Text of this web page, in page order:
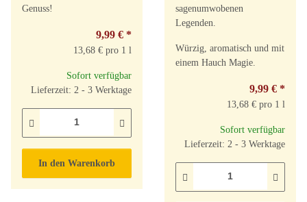
Genuss!
9,99 € *
13,68 € pro 1 l
Sofort verfügbar
Lieferzeit: 2 - 3 Werktage
In den Warenkorb
sagenumwobenen
Legenden.
Würzig, aromatisch und mit
einem Hauch Magie.
9,99 € *
13,68 € pro 1 l
Sofort verfügbar
Lieferzeit: 2 - 3 Werktage